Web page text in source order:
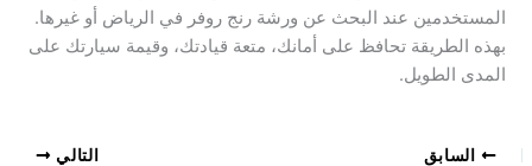
المستخدمين عند البحث عن ورشة رنج روفر في الرياض أو غيرها.
بهذه الطريقة تحافظ على أمانك، متعة قيادتك، وقيمة سيارتك على
المدى الطويل.
السابق التالي